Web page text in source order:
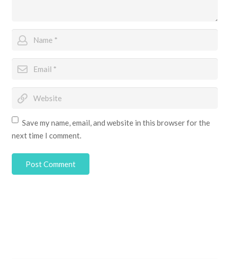
Save my name, email, and website in this browser for the
next time I comment.
Post Comment